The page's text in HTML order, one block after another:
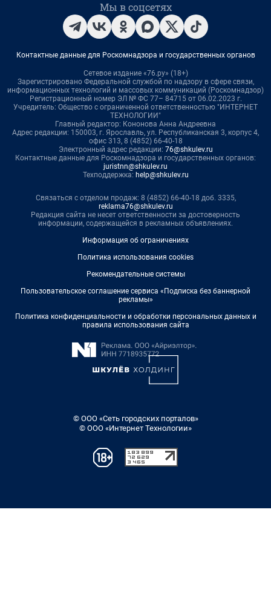
Мы в соцсетях
Контактные данные для Роскомнадзора и государственных органов
Сетевое издание «76.ру» (18+)
Зарегистрировано Федеральной службой по надзору в сфере связи,
информационных технологий и массовых коммуникаций (Роскомнадзор)
Регистрационный номер ЭЛ № ФС 77– 84715 от 06.02.2023 г.
Учредитель: Общество с ограниченной ответственностью "ИНТЕРНЕТ
ТЕХНОЛОГИИ"
Главный редактор: Кононова Анна Андреевна
Адрес редакции: 150003, г. Ярославль, ул. Республиканская 3, корпус 4,
офис 313, 8 (4852) 66-40-18
Электронный адрес редакции: 76@shkulev.ru
Контактные данные для Роскомнадзора и государственных органов:
juristnn@shkulev.ru
Техподдержка: help@shkulev.ru
Связаться с отделом продаж: 8 (4852) 66-40-18 доб. 3335,
reklama76@shkulev.ru
Редакция сайта не несет ответственности за достоверность
информации, содержащейся в рекламных объявлениях.
Информация об ограничениях
Политика использования cookies
Рекомендательные системы
Пользовательское соглашение сервиса «Подписка без баннерной
рекламы»
Политика конфиденциальности и обработки персональных данных и
правила использования сайта
© ООО «Сеть городских порталов»
© ООО «Интернет Технологии»